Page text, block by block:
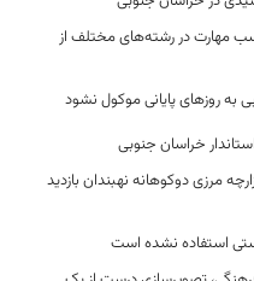
مهارت در رشته‌های مختلف از
به روزهای پایانی موکول نشود
خراسان جنوبی
مرزی دوکوهانه نهبندان بازدید
استفاده نشده است